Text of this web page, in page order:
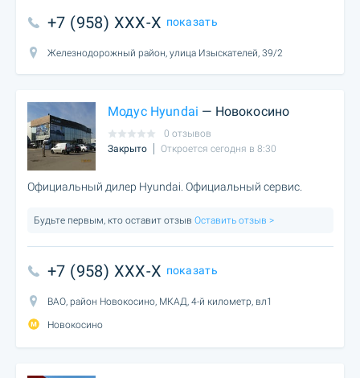
+7 (958) XXX-X показать
Железнодорожный район, улица Изыскателей, 39/2
Модус Hyundai — Новокосино
0 отзывов
Закрыто
Откроется сегодня в 8:30
Официальный дилер Hyundai. Официальный сервис.
Будьте первым, кто оставит отзыв Оставить отзыв >
+7 (958) XXX-X показать
ВАО, район Новокосино, МКАД, 4-й километр, вл1
Новокосино